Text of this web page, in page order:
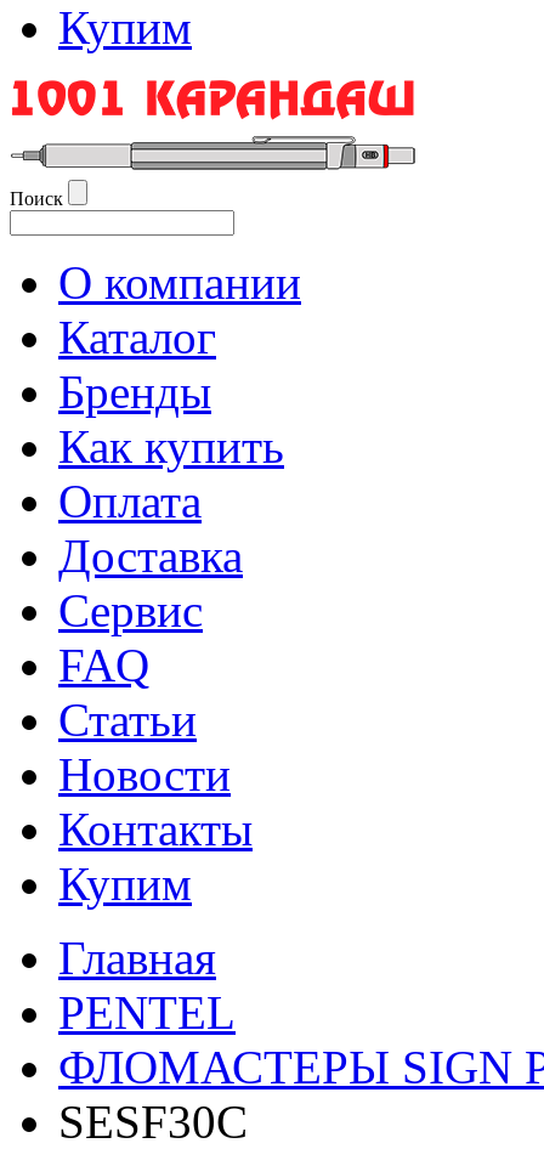
Купим
Поиск
О компании
Каталог
Бренды
Как купить
Оплата
Доставка
Сервис
FAQ
Статьи
Новости
Контакты
Купим
Главная
PENTEL
ФЛОМАСТЕРЫ SIGN
SESF30C